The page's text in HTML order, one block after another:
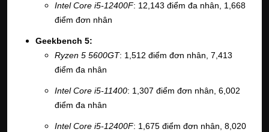
Intel Core i5-12400F: 12,143 điểm đa nhân, 1,668
điểm đơn nhân
Geekbench 5:
Ryzen 5 5600GT: 1,512 điểm đơn nhân, 7,413
điểm đa nhân
Intel Core i5-11400: 1,307 điểm đơn nhân, 6,002
điểm đa nhân
Intel Core i5-12400F: 1,675 điểm đơn nhân, 8,020